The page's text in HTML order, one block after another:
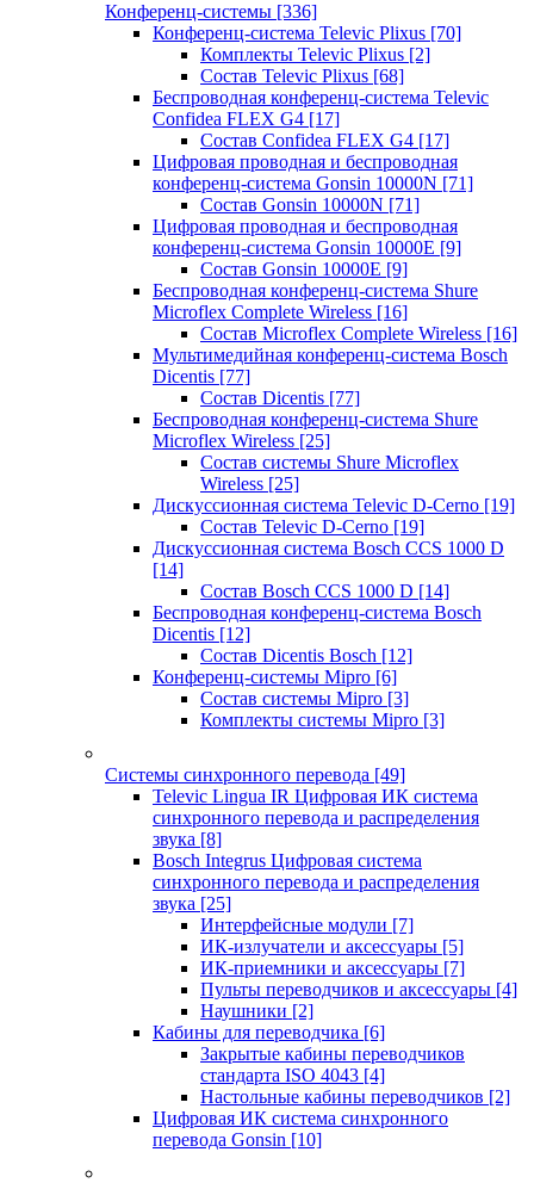
Конференц-системы [336]
Конференц-система Televic Plixus [70]
Комплекты Televic Plixus [2]
Состав Televic Plixus [68]
Беспроводная конференц-система Televic
Confidea FLEX G4 [17]
Состав Confidea FLEX G4 [17]
Цифровая проводная и беспроводная
конференц-система Gonsin 10000N [71]
Состав Gonsin 10000N [71]
Цифровая проводная и беспроводная
конференц-система Gonsin 10000E [9]
Состав Gonsin 10000E [9]
Беспроводная конференц-система Shure
Microflex Complete Wireless [16]
Состав Microflex Complete Wireless [16]
Мультимедийная конференц-система Bosch
Dicentis [77]
Состав Dicentis [77]
Беспроводная конференц-система Shure
Microflex Wireless [25]
Состав системы Shure Microflex
Wireless [25]
Дискуссионная система Televic D-Cerno [19]
Состав Televic D-Cerno [19]
Дискуссионная система Bosch CCS 1000 D
[14]
Состав Bosch CCS 1000 D [14]
Беспроводная конференц-система Bosch
Dicentis [12]
Состав Dicentis Bosch [12]
Конференц-системы Mipro [6]
Состав системы Mipro [3]
Комплекты системы Mipro [3]
Системы синхронного перевода [49]
Televic Lingua IR Цифровая ИК система
синхронного перевода и распределения
звука [8]
Bosch Integrus Цифровая система
синхронного перевода и распределения
звука [25]
Интерфейсные модули [7]
ИК-излучатели и аксессуары [5]
ИК-приемники и аксессуары [7]
Пульты переводчиков и аксессуары [4]
Наушники [2]
Кабины для переводчика [6]
Закрытые кабины переводчиков
стандарта ISO 4043 [4]
Настольные кабины переводчиков [2]
Цифровая ИК система синхронного
перевода Gonsin [10]